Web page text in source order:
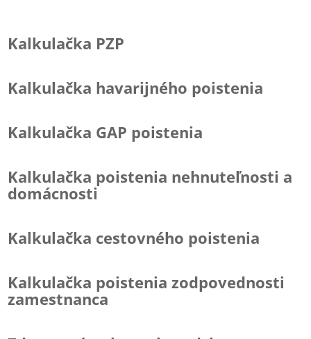
Kalkulačka PZP
Kalkulačka havarijného poistenia
Kalkulačka GAP poistenia
Kalkulačka poistenia nehnuteľnosti a
domácnosti
Kalkulačka cestovného poistenia
Kalkulačka poistenia zodpovednosti
zamestnanca